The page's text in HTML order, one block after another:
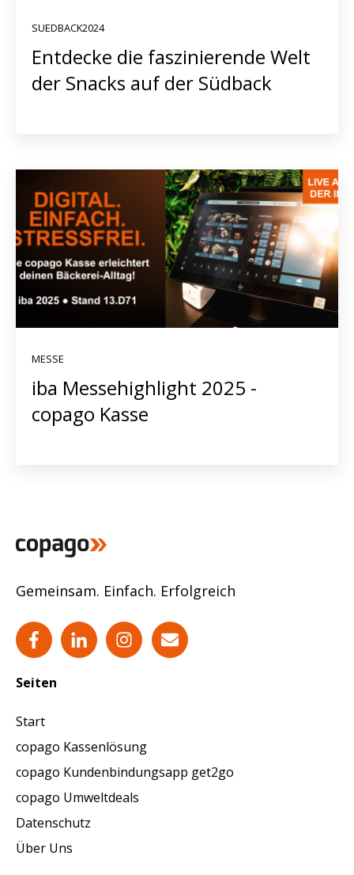
SUEDBACK2024
Entdecke die faszinierende Welt
der Snacks auf der Südback
MESSE
iba Messehighlight 2025 -
copago Kasse
Gemeinsam. Einfach. Erfolgreich
Seiten
Start
copago Kassenlösung
copago Kundenbindungsapp get2go
copago Umweltdeals
Datenschutz
Über Uns